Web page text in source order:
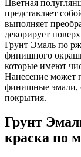
Цветная
представляет
выполняет
декорирует
Грунт Эмаль по
финишного
которые имеют
Нанесение может
финишные эмали,
покрытия.
Грунт
краска по